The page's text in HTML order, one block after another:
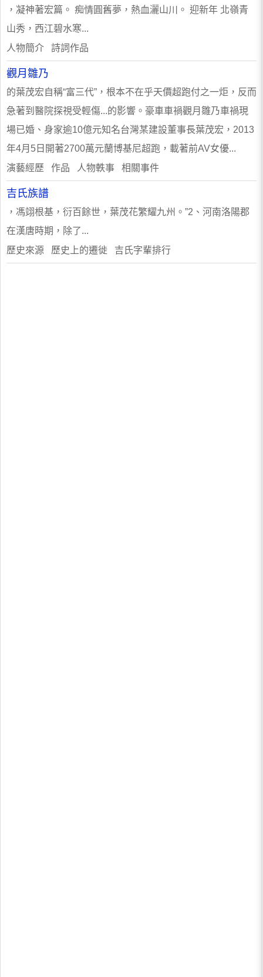
，凝神著宏篇。 痴情圓舊夢，熱血灑山川。 迎新年 北嶺青
山秀，西江碧水寒...
人物簡介 詩詞作品
觀月雛乃
的葉茂宏自稱“富三代”，根本不在乎天價超跑付之一炬，反而
急著到醫院探視受輕傷...的影響。豪車車禍觀月雛乃車禍現
場已婚、身家逾10億元知名台灣某建設董事長葉茂宏，2013
年4月5日開著2700萬元蘭博基尼超跑，載著前AV女優...
演藝經歷 作品 人物軼事 相關事件
吉氏族譜
，馮翊根基，衍百餘世，葉茂花繁耀九州。”2、河南洛陽郡
在漢唐時期，除了...
歷史來源 歷史上的遷徙 吉氏字輩排行